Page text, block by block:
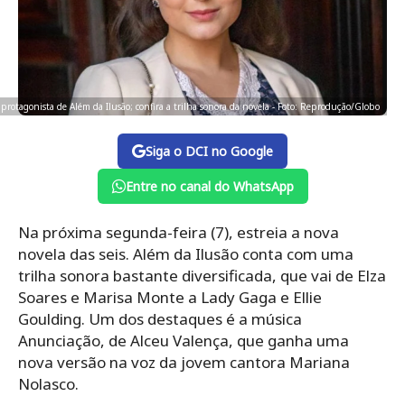
protagonista de Além da Ilusão; confira a trilha sonora da novela - Foto: Reprodução/Globo
Siga o DCI no Google
Entre no canal do WhatsApp
Na próxima segunda-feira (7), estreia a nova
novela das seis. Além da Ilusão conta com uma
trilha sonora bastante diversificada, que vai de Elza
Soares e Marisa Monte a Lady Gaga e Ellie
Goulding. Um dos destaques é a música
Anunciação, de Alceu Valença, que ganha uma
nova versão na voz da jovem cantora Mariana
Nolasco.